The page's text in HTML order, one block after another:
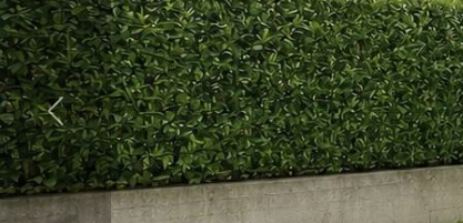
AFFITTI
ESTIVI
NEWS
CONTATTI
Provincia
Comune